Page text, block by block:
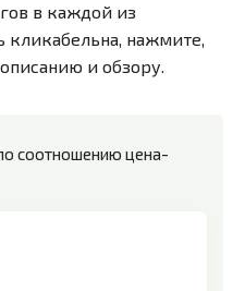
в каждой из
кликабельна, нажмите,
и обзору.
соотношению цена-